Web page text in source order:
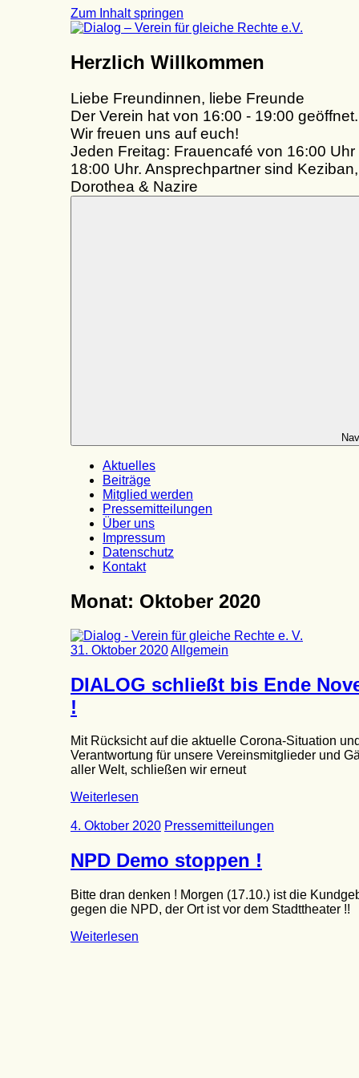
Zum Inhalt springen
Dialog
–
für
gleiche
Rechte
e.V.
Herzlich Willkommen
Liebe Freundinnen, liebe Freunde
Der Verein hat von 16:00 - 19:00 geöffnet.
Wir freuen uns auf euch!
Jeden Freitag: Frauencafé von 16:00 Uhr
18:00 Uhr. Ansprechpartner sind Keziban,
Dorothea & Nazire
Aktuelles
Beiträge
Mitglied werden
Pressemitteilungen
Über uns
Impressum
Datenschutz
Kontakt
Monat: Oktober 2020
31. Oktober 2020Allgemein
DIALOG schließt bis Ende
!
Mit Rücksicht auf die aktuelle Corona-Situation
Verantwortung für unsere Vereinsmitglieder und
aller Welt, schließen wir erneut
Weiterlesen
4. Oktober 2020 Pressemitteilungen
NPD Demo stoppen !
Bitte dran denken ! Morgen (17.10.) ist die
gegen die NPD, der Ort ist vor dem Stadttheater !!
Weiterlesen